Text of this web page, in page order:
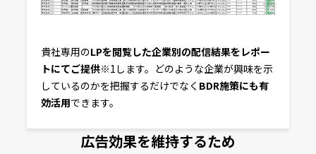
貴社専用のLPを閲覧した企業別の配信結果をレポー
トにてご提供※1します。どのような企業が興味を示
しているのかを把握するだけでなく BDR施策にも有
効活用できます。
広告効果を維持するため